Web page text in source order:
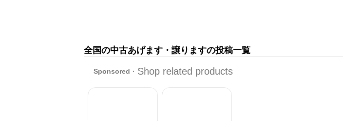
全国の中古あげます・譲りますの投稿一覧